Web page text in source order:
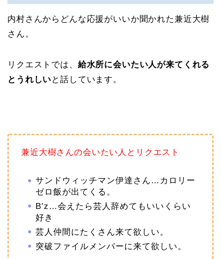
内村さんからどんな応援がいいか聞かれた兼近大樹
さん。
リクエストでは、 給水所に会いたい人が来てくれる
とうれしい と話しています。
兼近大樹さんの会いたい人とリクエスト
サンドウィッチマン伊達さん…カロリー
ゼロ飯が出てくる。
B’z…会えたら芸人辞めてもいいくらい
好き
芸人仲間にたくさん来て欲しい。
突破ファイルメンバーに来て欲しい。